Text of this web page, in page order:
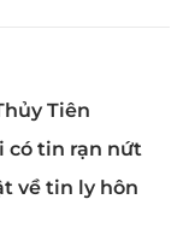
Tiên
có tin rạn nứt
về tin ly hôn